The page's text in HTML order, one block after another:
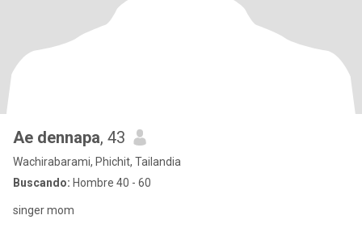
Ae dennapa, 43
Wachirabarami, Phichit, Tailandia
Buscando: Hombre 40 - 60
singer mom